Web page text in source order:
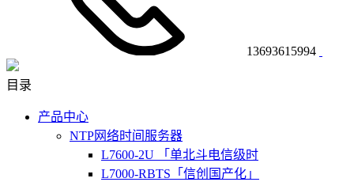
13693615994
目录
产品中心
NTP网络时间服务器
L7600-2U 「单北斗电信级时
L7000-RBTS「信创国产化」